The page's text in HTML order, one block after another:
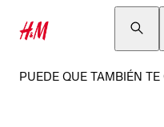
PUEDE QUE TAMBIÉN TE